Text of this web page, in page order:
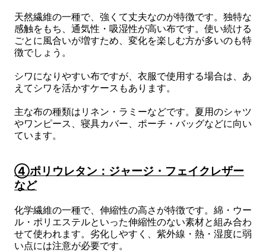
天然繊維の一種で、強くて丈夫なのが特徴です。独特な
感触をもち、通気性・吸湿性が高い布です。使い続ける
ごとに風合いが増すため、変化を楽しむ方が多いのも特
徴でしょう。
シワになりやすい布ですが、衣服で使用する場合は、あ
えてシワを活かすケースもあります。
主な布の種類はリネン・ラミーなどです。夏用のシャツ
やワンピース、寝具カバー、ポーチ・バッグなどに向い
ています。
④ポリウレタン：ジャージ・フェイクレザー
など
化学繊維の一種で、伸縮性の高さが特徴です。綿・ウー
ル・ポリエステルといった伸縮性のない素材と組み合わ
せて使われます。劣化しやすく、紫外線・熱・湿度に弱
い点には注意が必要です。